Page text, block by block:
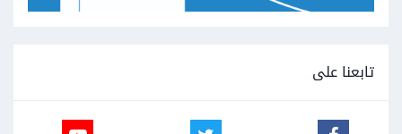
تابعنا على